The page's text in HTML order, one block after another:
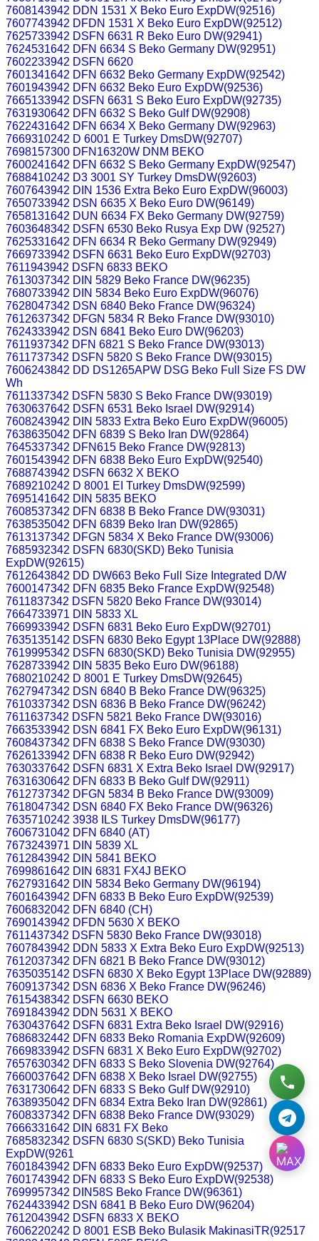
7608143942 DDN 1531 X Beko Euro ExpDW(92516)
7607743942 DFDN 1531 X Beko Euro ExpDW(92512)
7625733942 DSFN 6631 R Beko Euro DW(92941)
7624531642 DFN 6634 S Beko Germany DW(92951)
7602233942 DSFN 6620
7601341642 DFN 6632 Beko Germany ExpDW(92542)
7601943942 DFN 6632 Beko Euro ExpDW(92536)
7665133942 DSFN 6631 S Beko Euro ExpDW(92735)
7631930642 DFN 6632 S Beko Gulf DW(92908)
7622431642 DFN 6634 X Beko Germany DW(92963)
7669310242 D 6001 E Turkey DmsDW(92707)
7698157300 DFN16320W DNM BEKO
7600241642 DFN 6632 S Beko Germany ExpDW(92547)
7688410242 D3 3001 SY Turkey DmsDW(92603)
7607643942 DIN 1536 Extra Beko Euro ExpDW(96003)
7650733942 DSN 6635 X Beko Euro DW(96149)
7658131642 DUN 6634 FX Beko Germany DW(92759)
7603648342 DSFN 6530 Beko Rusya Exp DW (92527)
7625331642 DFN 6634 R Beko Germany DW(92949)
7669733942 DSFN 6631 Beko Euro ExpDW(92703)
7611943942 DSFN 6833 BEKO
7613037342 DIN 5829 Beko France DW(96235)
7680733942 DIN 5834 Beko Euro ExpDW(96076)
7628047342 DSN 6840 Beko France DW(96324)
7612637342 DFGN 5834 R Beko France DW(93010)
7624333942 DSN 6841 Beko Euro DW(96203)
7611937342 DFN 6821 S Beko France DW(93013)
7611737342 DSFN 5820 S Beko France DW(93015)
7606243842 DD DS1265APW DSG Beko Full Size FS DW
Wh
7611337342 DSFN 5830 S Beko France DW(93019)
7630637642 DSFN 6531 Beko Israel DW(92914)
7608243942 DIN 5833 Extra Beko Euro ExpDW(96005)
7638635042 DFN 6839 S Beko Iran DW(92864)
7645337342 DFN615 Beko France DW(92813)
7601543942 DFN 6838 Beko Euro ExpDW(92540)
7688743942 DSFN 6632 X BEKO
7689210242 D 8001 EI Turkey DmsDW(92599)
7695141642 DIN 5835 BEKO
7608537342 DFN 6838 B Beko France DW(93031)
7638535042 DFN 6839 Beko Iran DW(92865)
7613137342 DFGN 5834 X Beko France DW(93006)
7685932342 DSFN 6830(SKD) Beko Tunisia
ExpDW(92615)
7612643842 DD DW663 Beko Full Size Integrated D/W
7600147342 DFN 6835 Beko France ExpDW(92548)
7611837342 DSFN 5820 Beko France DW(93014)
7664733971 DIN 5833 XL
7669933942 DSFN 6831 Beko Euro ExpDW(92701)
7635135142 DSFN 6830 Beko Egypt 13Place DW(92888)
7619995342 DSFN 6830(SKD) Beko Tunisia DW(92955)
7628733942 DIN 5835 Beko Euro DW(96188)
7680210242 D 8001 E Turkey DmsDW(92645)
7627947342 DSN 6840 B Beko France DW(96325)
7610337342 DSN 6836 B Beko France DW(96242)
7611637342 DSFN 5821 Beko France DW(93016)
7663533942 DSN 6841 FX Beko Euro ExpDW(96131)
7608437342 DFN 6838 S Beko France DW(93030)
7626133942 DFN 6838 R Beko Euro DW(92942)
7630337642 DSFN 6831 X Extra Beko Israel DW(92917)
7631630642 DFN 6833 B Beko Gulf DW(92911)
7612737342 DFGN 5834 B Beko France DW(93009)
7618047342 DSN 6840 FX Beko France DW(96326)
7635710242 3938 ILS Turkey DmsDW(96177)
7606731042 DFN 6840 (AT)
7673243971 DIN 5839 XL
7612843942 DIN 5841 BEKO
7699861642 DIN 6831 FX4J BEKO
7627931642 DIN 5834 Beko Germany DW(96194)
7601643942 DFN 6833 B Beko Euro ExpDW(92539)
7606832042 DFN 6840 (CH)
7690143942 DFDN 5630 X BEKO
7611437342 DSFN 5830 Beko France DW(93018)
7607843942 DDN 5833 X Extra Beko Euro ExpDW(92513)
7612037342 DFN 6821 B Beko France DW(93012)
7635035142 DSFN 6830 X Beko Egypt 13Place DW(92889)
7609137342 DSN 6836 X Beko France DW(96246)
7615438342 DSFN 6630 BEKO
7691843942 DDN 5631 X BEKO
7630437642 DSFN 6831 Extra Beko Israel DW(92916)
7686832442 DFN 6833 Beko Romania ExpDW(92609)
7669833942 DSFN 6831 X Beko Euro ExpDW(92702)
7657630342 DFN 6833 S Beko Slovenia DW(92764)
7660037642 DFN 6838 X Beko Israel DW(92755)
7631730642 DFN 6833 S Beko Gulf DW(92910)
7638935042 DFN 6834 Extra Beko Iran DW(92861)
7608337342 DFN 6838 Beko France DW(93029)
7666331642 DIN 6831 FX Beko
7685832342 DSFN 6830 S(SKD) Beko Tunisia
ExpDW(9261
7601843942 DFN 6833 Beko Euro ExpDW(92537)
7601743942 DFN 6833 S Beko Euro ExpDW(92538)
7699957342 DIN58S Beko France DW(96361)
7624433942 DSN 6841 B Beko Euro DW(96204)
7612043942 DSFN 6833 X BEKO
7606220242 D 8001 ESB Beko Bulasik MakinasiTR(92517